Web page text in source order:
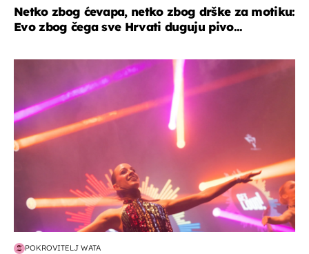
Netko zbog ćevapa, netko zbog drške za motiku:
Evo zbog čega sve Hrvati duguju pivo...
POKROVITELJ WATA